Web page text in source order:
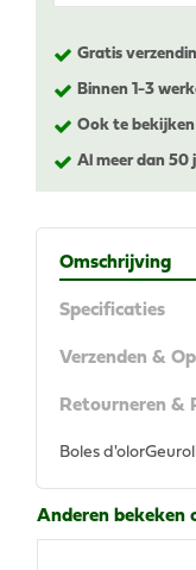
Gratis
Binnen 1-3
Ook te
Al meer dan 50
Omschrijving
Specificaties
Verzenden &
Retourneren &
Boles
Anderen bekeken